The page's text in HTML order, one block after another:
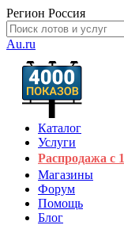
Регион Россия
Au.ru
Каталог
Услуги
Распродажа с 1
Магазины
Форум
Помощь
Блог